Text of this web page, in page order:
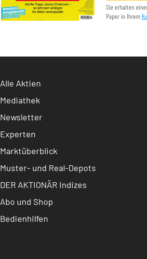
Sie erhalten
Paper in Ihrem
Alle Aktien
Mediathek
Newsletter
Experten
Marktüberblick
Muster- und Real-Depots
DER AKTIONÄR Indizes
Abo und Shop
Bedienhilfen